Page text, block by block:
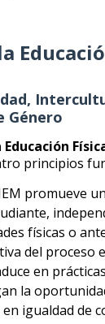
Género
principios
promueve
físicas o
del proceso
en
la
igualdad de